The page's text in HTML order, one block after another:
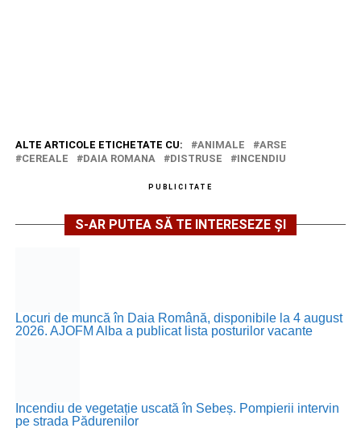
ALTE ARTICOLE ETICHETATE CU: ANIMALE
ARSE
CEREALE
DAIA ROMANA DISTRUSE INCENDIU
PUBLICITATE
S-AR PUTEA SĂ TE INTERESEZE ȘI
Locuri de muncă în Daia Română, disponibile la 4 august
2026. AJOFM Alba a publicat lista posturilor vacante
Incendiu de vegetație uscată în Sebeș. Pompierii intervin
pe strada Pădurenilor